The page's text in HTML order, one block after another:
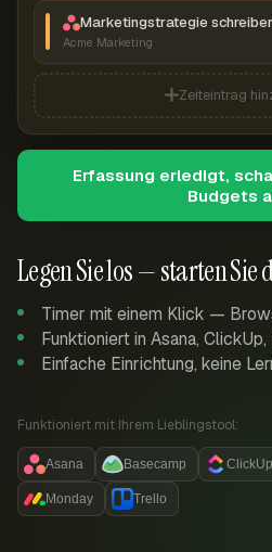
Legen Sie los — starten Sie
Timer mit einem Klick —
Funktioniert in Asana,
Einfache Einrichtung, keine
Funktioniert mit Ihrem Lieblingstool:
Asana Basecamp ClickUp
Monday Trello
Marketingstrategie
Acme Marketing
Zeiteintrag
Erfassung erledigt,
Budgets